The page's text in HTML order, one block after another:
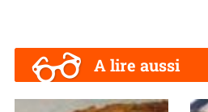
A lire aussi